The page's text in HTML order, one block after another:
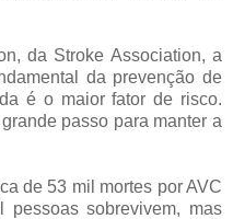
da Stroke Association, a
da prevenção de
é o maior fator de risco.
passo para manter a
de 53 mil mortes por AVC
sobrevivem, mas